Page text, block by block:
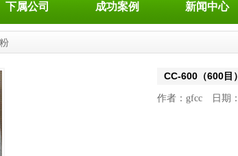
下属公司 成功案例 新闻中心
CC-600（600目）
作者：gfcc 日期